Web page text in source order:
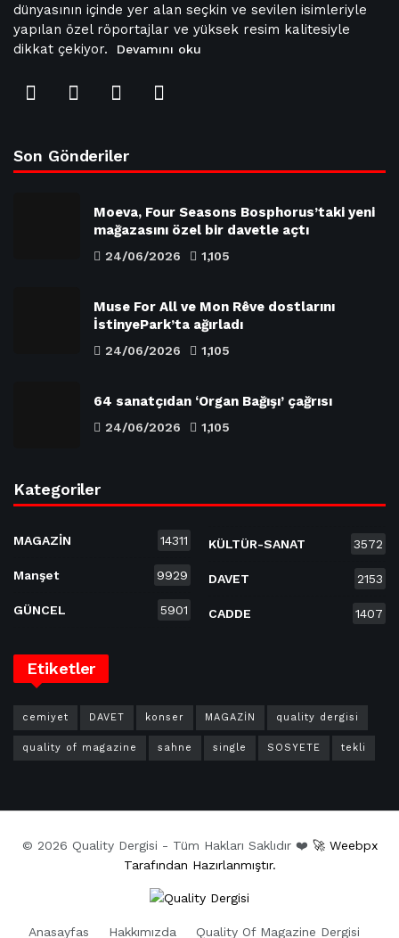
dünyasının içinde yer alan seçkin ve sevilen isimleriyle
yapılan özel röportajlar ve yüksek resim kalitesiyle
dikkat çekiyor.
Devamını oku
Son Gönderiler
Moeva, Four Seasons Bosphorus’taki yeni
mağazasını özel bir davetle açtı
24/06/2026 1,105
Muse For All ve Mon Rêve dostlarını
İstinyePark’ta ağırladı
24/06/2026 1,105
64 sanatçıdan ‘Organ Bağışı’ çağrısı
24/06/2026 1,105
Kategoriler
MAGAZİN 14311
Manşet 9929
GÜNCEL 5901
KÜLTÜR-SANAT 3572
DAVET 2153
CADDE 1407
Etiketler
cemiyet DAVET konser MAGAZİN quality dergisi
quality of magazine sahne single SOSYETE tekli
© 2026 Quality Dergisi - Tüm Hakları Saklıdır ❤️ 🚀 Weebpx
Tarafından Hazırlanmıştır.
Anasayfas Hakkımızda Quality Of Magazine Dergisi